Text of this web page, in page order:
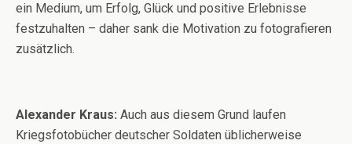
ein Medium, um Erfolg, Glück und positive Erlebnisse
festzuhalten – daher sank die Motivation zu fotografieren
zusätzlich.
Alexander Kraus: Auch aus diesem Grund laufen
Kriegsfotobücher deutscher Soldaten üblicherweise